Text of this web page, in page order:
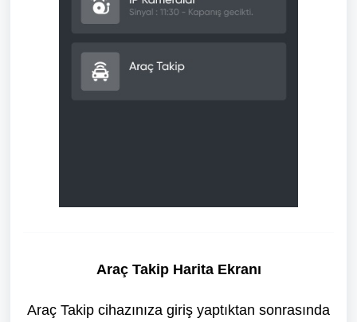
Araç Takip Harita Ekranı
Araç Takip cihazınıza giriş yaptıktan sonrasında